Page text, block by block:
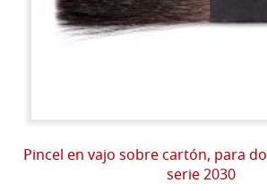
Pincel en vajo sobre cartón, para
serie 2030